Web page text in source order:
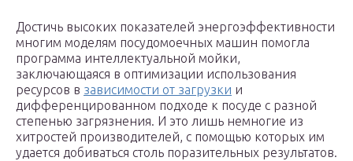
Достичь высоких показателей энергоэффективности
многим моделям посудомоечных машин помогла
программа интеллектуальной мойки,
заключающаяся в оптимизации использования
ресурсов в зависимости от загрузки и
дифференцированном подходе к посуде с разной
степенью загрязнения. И это лишь немногие из
хитростей производителей, с помощью которых им
удается добиваться столь поразительных результатов.